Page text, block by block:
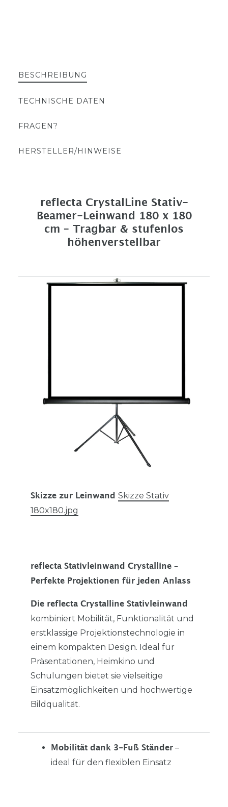
BESCHREIBUNG
TECHNISCHE DATEN
FRAGEN?
HERSTELLER/HINWEISE
reflecta CrystalLine Stativ-
Beamer-Leinwand 180 x 180
cm – Tragbar & stufenlos
höhenverstellbar
Skizze zur Leinwand Skizze Stativ
180x180.jpg
reflecta Stativleinwand Crystalline –
Perfekte Projektionen für jeden Anlass
Die reflecta Crystalline Stativleinwand
kombiniert Mobilität, Funktionalität und
erstklassige Projektionstechnologie in
einem kompakten Design. Ideal für
Präsentationen, Heimkino und
Schulungen bietet sie vielseitige
Einsatzmöglichkeiten und hochwertige
Bildqualität.
Mobilität dank 3-Fuß Ständer –
ideal für den flexiblen Einsatz